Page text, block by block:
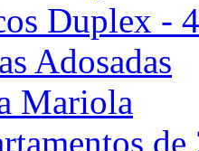
Duplex -
Adosadas
Mariola